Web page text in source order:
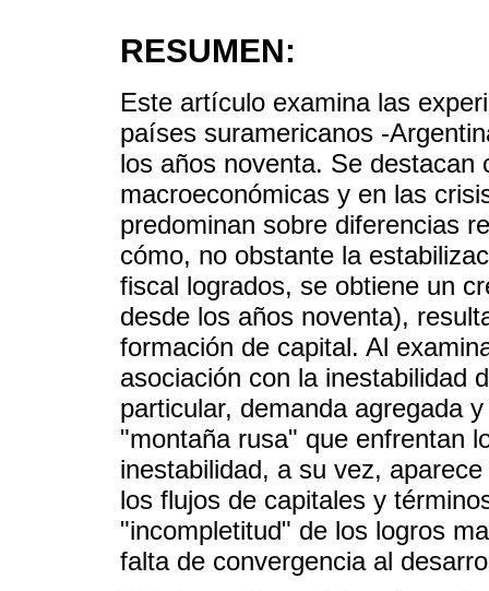
RESUMEN:
Este artículo examina las
países suramericanos -
los años noventa. Se
macroeconómicas y en las
predominan sobre diferencias
cómo, no obstante la
fiscal logrados, se obtiene un
desde los años noventa),
formación de capital. Al
asociación con la inestabilidad
particular, demanda agregada
"montaña rusa" que enfrentan
inestabilidad, a su vez,
los flujos de capitales y
"incompletitud" de los logros
falta de convergencia al